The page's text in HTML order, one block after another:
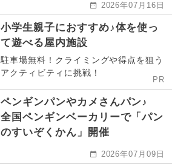
2026年07月16日
小学生親子におすすめ♪体を使っ
て遊べる屋内施設
駐車場無料！クライミングや得点を狙う
アクティビティに挑戦！
PR
ペンギンパンやカメさんパン♪
全国ペンギンベーカリーで「パン
のすいぞくかん」開催
2026年07月09日